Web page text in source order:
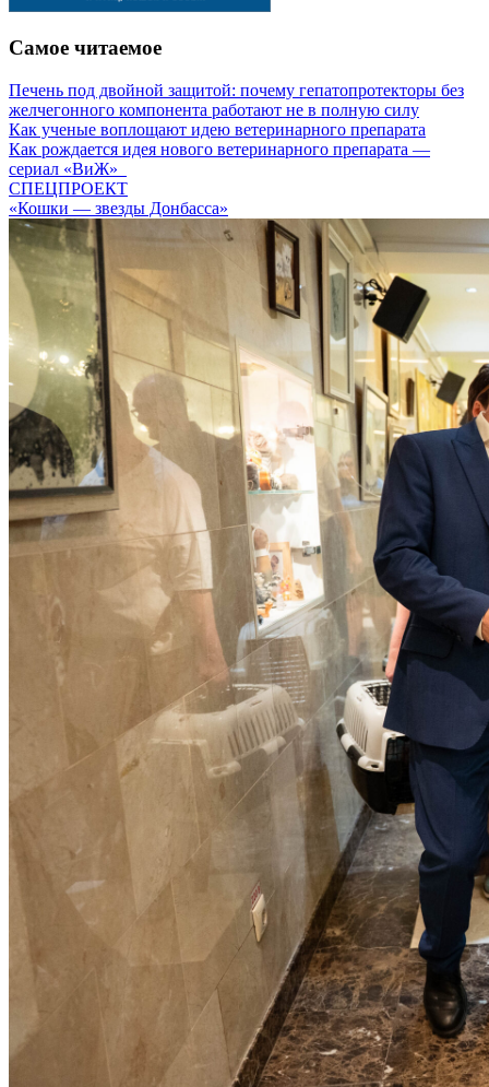
Самое читаемое
Печень под двойной защитой: почему гепатопротекторы без
желчегонного компонента работают не в полную силу
Как ученые воплощают идею ветеринарного препарата
Как рождается идея нового ветеринарного препарата —
сериал «ВиЖ»
СПЕЦПРОЕКТ
«Кошки — звезды Донбасса»